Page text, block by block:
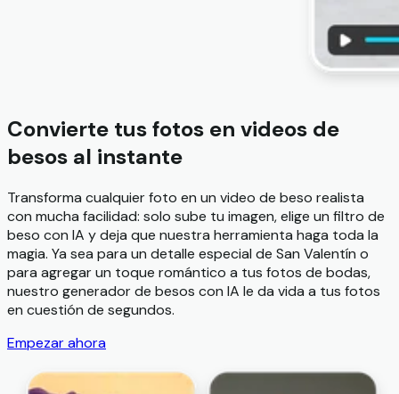
Convierte tus fotos en videos de
besos al instante
Transforma cualquier foto en un video de beso realista
con mucha facilidad: solo sube tu imagen, elige un filtro de
beso con IA y deja que nuestra herramienta haga toda la
magia. Ya sea para un detalle especial de San Valentín o
para agregar un toque romántico a tus fotos de bodas,
nuestro generador de besos con IA le da vida a tus fotos
en cuestión de segundos.
Empezar ahora